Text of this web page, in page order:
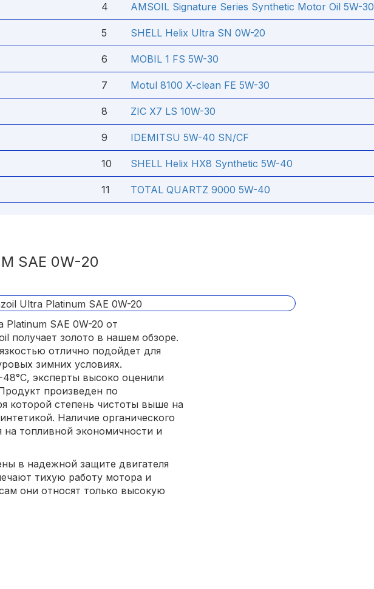
4 AMSOIL Signature Series Synthetic Motor Oil 5W-30
5 SHELL Helix Ultra SN 0W-20
6 MOBIL 1 FS 5W-30
7 Motul 8100 X-clean FE 5W-30
8 ZIC X7 LS 10W-30
9 IDEMITSU 5W-40 SN/CF
10 SHELL Helix HX8 Synthetic 5W-40
11 TOTAL QUARTZ 9000 5W-40
SAE 0W-20
SAE 0W-20 от
получает золото в нашем обзоре.
отлично подойдет для
зимних условиях.
48°С, эксперты высоко оценили
произведен по
которой степень чистоты выше на
Наличие органического
на топливной экономичности и
в надежной защите двигателя
тихую работу мотора и
они относят только высокую